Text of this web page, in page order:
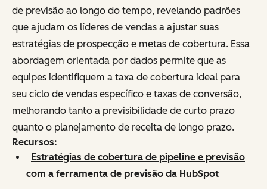
de previsão ao longo do tempo, revelando padrões
que ajudam os líderes de vendas a ajustar suas
estratégias de prospecção e metas de cobertura. Essa
abordagem orientada por dados permite que as
equipes identifiquem a taxa de cobertura ideal para
seu ciclo de vendas específico e taxas de conversão,
melhorando tanto a previsibilidade de curto prazo
quanto o planejamento de receita de longo prazo.
Recursos:
Estratégias de cobertura de pipeline e previsão
com a ferramenta de previsão da HubSpot